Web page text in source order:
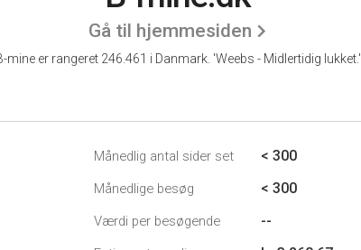
Gå til hjemmesiden
mine er rangeret 246.461 i Danmark. 'Weebs - Midlertidig lukket.'
Månedlig antal sider set < 300
Månedlige besøg < 300
Værdi per besøgende --